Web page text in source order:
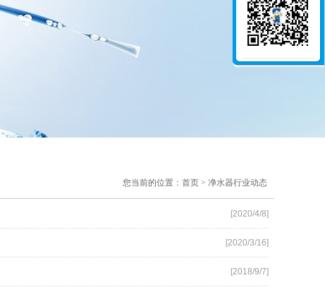
您当前的位置：首页 > 净水器行业动态
[2020/4/8]
[2020/3/16]
[2018/9/7]